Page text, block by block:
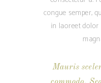
congue semper,
in laoreet dolor
Mauris